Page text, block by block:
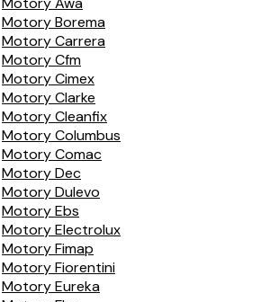
Motory Borema
Motory Carrera
Motory Cfm
Motory Cimex
Motory Clarke
Motory Cleanfix
Motory Columbus
Motory Comac
Motory Dec
Motory Dulevo
Motory Ebs
Motory Electrolux
Motory Fimap
Motory Fiorentini
Motory Eureka